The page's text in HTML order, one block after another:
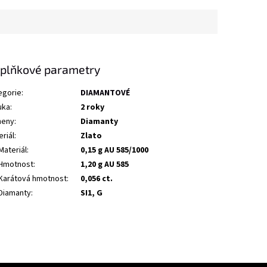
parametry
:
DIAMANTOVÉ
:
2 roky
:
Diamanty
:
Zlato
:
0,15 g AU 585/1000
:
1,20 g AU 585
hmotnost:
0,056 ct.
: SI1, G